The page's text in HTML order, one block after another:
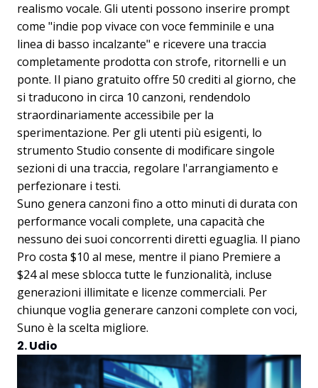
realismo vocale. Gli utenti possono inserire prompt
come "indie pop vivace con voce femminile e una
linea di basso incalzante" e ricevere una traccia
completamente prodotta con strofe, ritornelli e un
ponte. Il piano gratuito offre 50 crediti al giorno, che
si traducono in circa 10 canzoni, rendendolo
straordinariamente accessibile per la
sperimentazione. Per gli utenti più esigenti, lo
strumento Studio consente di modificare singole
sezioni di una traccia, regolare l'arrangiamento e
perfezionare i testi.
Suno genera canzoni fino a otto minuti di durata con
performance vocali complete, una capacità che
nessuno dei suoi concorrenti diretti eguaglia. Il piano
Pro costa $10 al mese, mentre il piano Premiere a
$24 al mese sblocca tutte le funzionalità, incluse
generazioni illimitate e licenze commerciali. Per
chiunque voglia generare canzoni complete con voci,
Suno è la scelta migliore.
2. Udio